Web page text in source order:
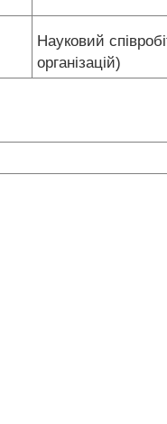
Науковий
організацій)